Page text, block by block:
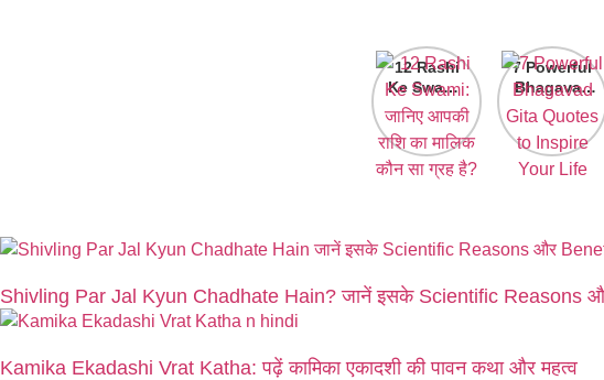
12 Rashi
Ke Swami:
जानिए आपकी
राशि का मालिक
कौन सा ग्रह
है?
7 Powerful
Bhagavad
Gita
Quotes to
Inspire
Your Life
Shivling Par Jal Kyun Chadhate Hain? जानें इसके Scientific Reasons
Kamika Ekadashi Vrat Katha: पढ़ें कामिका एकादशी की पावन कथा और महत्व